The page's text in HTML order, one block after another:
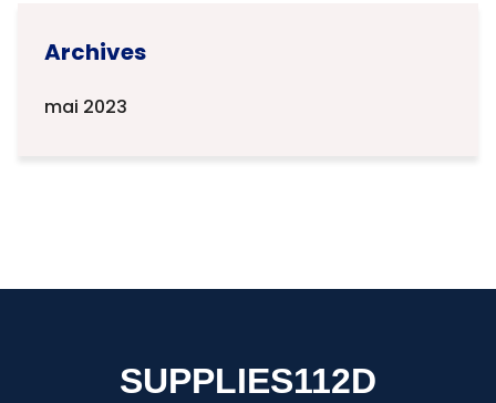
Archives
mai 2023
SUPPLIES112D